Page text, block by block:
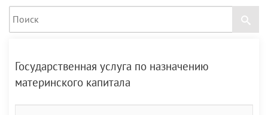
Государственная услуга по назначению
материнского капитала